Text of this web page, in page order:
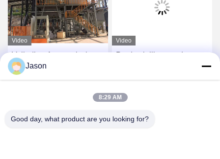
Video
Volledige Automatische
Droge Mortierproductielijn
met Robot/het Palletiseren
Video
Productielijn voor droge
investering
Jason
8:29 AM
Good day, what product are you looking for?